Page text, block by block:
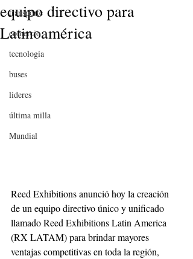
transporte
comercio
tecnologia
buses
lideres
última milla
Mundial
equipo directivo para
Latinoamérica
Reed Exhibitions anunció hoy la creación
de un equipo directivo único y unificado
llamado Reed Exhibitions Latin America
(RX LATAM) para brindar mayores
ventajas competitivas en toda la región,